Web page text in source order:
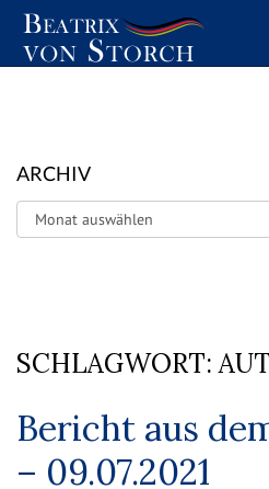
ARCHIV
Archiv
SCHLAGWORT:
Bericht aus
– 09.07.2021